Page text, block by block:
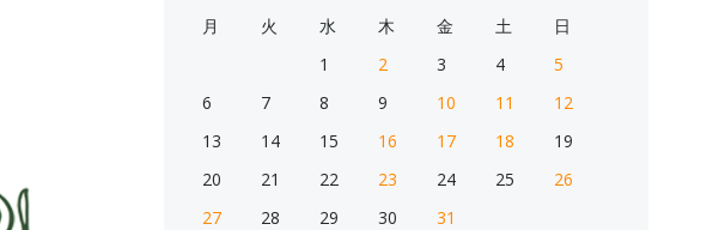
月
火 水 木 金 土
日
1
2 3 4
5
6
7 8 9 10 11
12
13
14 15 16 17 18
19
20
21 22 23 24 25
26
27
28 29 30 31